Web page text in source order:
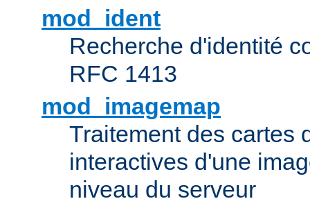
mod_ident
Recherche d'identité
RFC 1413
mod_imagemap
Traitement des cartes
interactives d'une
niveau du serveur